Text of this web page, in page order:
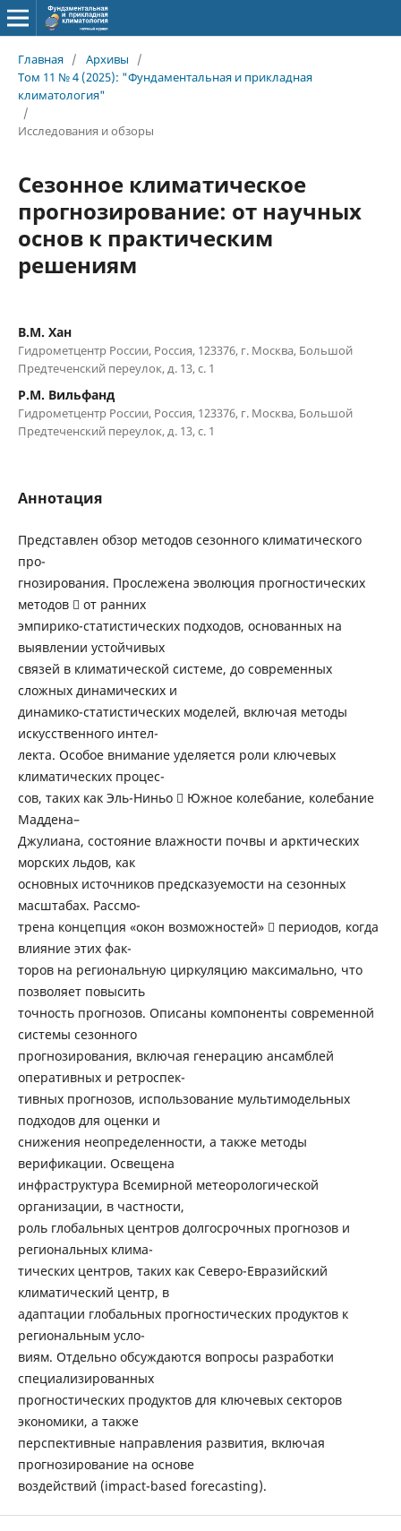
Главная / Архивы
/
Том 11 № 4 (2025): "Фундаментальная и прикладная
климатология"
/
Исследования и обзоры
Сезонное климатическое
прогнозирование: от научных
основ к практическим
решениям
В.М. Хан
Гидрометцентр России, Россия, 123376, г. Москва, Большой
Предтеченский переулок, д. 13, с. 1
Р.М. Вильфанд
Гидрометцентр России, Россия, 123376, г. Москва, Большой
Предтеченский переулок, д. 13, с. 1
Аннотация
Представлен обзор методов сезонного климатического
про-
гнозирования. Прослежена эволюция прогностических
методов  от ранних
эмпирико-статистических подходов, основанных на
выявлении устойчивых
связей в климатической системе, до современных
сложных динамических и
динамико-статистических моделей, включая методы
искусственного интел-
лекта. Особое внимание уделяется роли ключевых
климатических процес-
сов, таких как Эль-Ниньо  Южное колебание, колебание
Маддена–
Джулиана, состояние влажности почвы и арктических
морских льдов, как
основных источников предсказуемости на сезонных
масштабах. Рассмо-
трена концепция «окон возможностей»  периодов, когда
влияние этих фак-
торов на региональную циркуляцию максимально, что
позволяет повысить
точность прогнозов. Описаны компоненты современной
системы сезонного
прогнозирования, включая генерацию ансамблей
оперативных и ретроспек-
тивных прогнозов, использование мультимодельных
подходов для оценки и
снижения неопределенности, а также методы
верификации. Освещена
инфраструктура Всемирной метеорологической
организации, в частности,
роль глобальных центров долгосрочных прогнозов и
региональных клима-
тических центров, таких как Северо-Евразийский
климатический центр, в
адаптации глобальных прогностических продуктов к
региональным усло-
виям. Отдельно обсуждаются вопросы разработки
специализированных
прогностических продуктов для ключевых секторов
экономики, а также
перспективные направления развития, включая
прогнозирование на основе
воздействий (impact-based forecasting).